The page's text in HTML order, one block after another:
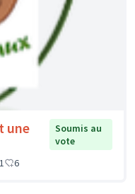
une
Soumis au
vote
1 6